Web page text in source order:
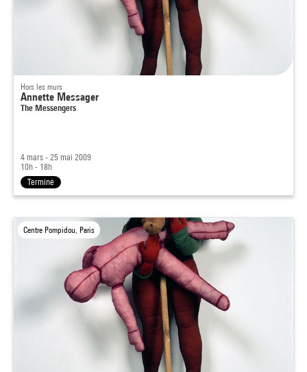
Hors les murs
Annette Messager
The Messengers
4 mars - 25 mai 2009
10h - 18h
Terminé
Centre Pompidou, Paris